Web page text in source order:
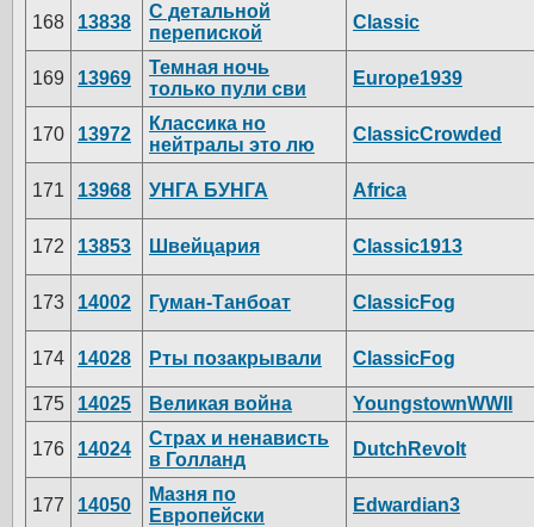
168 13838
С детальной
перепиской
Classic
169 13969
Темная ночь
только пули сви
Europe1939
170 13972
Классика но
нейтралы это лю
ClassicCrowded
171 13968 УНГА БУНГА Africa
172 13853 Швейцария Classic1913
173 14002 Гуман-Танбоат ClassicFog
174 14028 Рты позакрывали ClassicFog
175 14025 Великая война YoungstownWWII
176 14024
Страх и ненависть
в Голланд
DutchRevolt
177 14050
Мазня по
Европейски
Edwardian3